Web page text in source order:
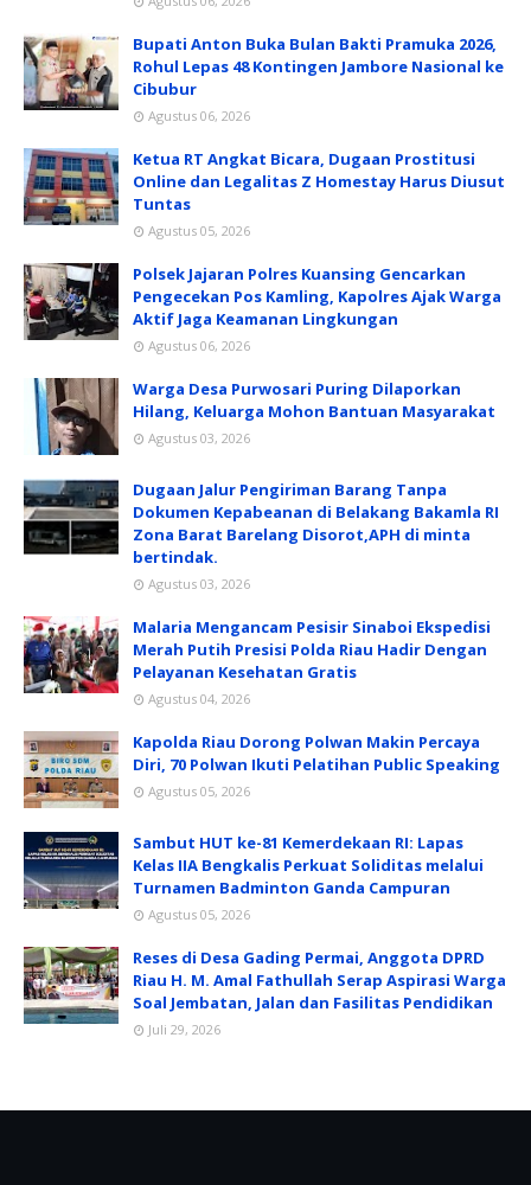
Bupati Anton Buka Bulan Bakti Pramuka 2026,
Rohul Lepas 48 Kontingen Jambore Nasional ke
Cibubur
Agustus 06, 2026
Ketua RT Angkat Bicara, Dugaan Prostitusi
Online dan Legalitas Z Homestay Harus Diusut
Tuntas
Agustus 05, 2026
Polsek Jajaran Polres Kuansing Gencarkan
Pengecekan Pos Kamling, Kapolres Ajak Warga
Aktif Jaga Keamanan Lingkungan
Agustus 06, 2026
Warga Desa Purwosari Puring Dilaporkan
Hilang, Keluarga Mohon Bantuan Masyarakat
Agustus 03, 2026
Dugaan Jalur Pengiriman Barang Tanpa
Dokumen Kepabeanan di Belakang Bakamla RI
Zona Barat Barelang Disorot,APH di minta
bertindak.
Agustus 03, 2026
Malaria Mengancam Pesisir Sinaboi Ekspedisi
Merah Putih Presisi Polda Riau Hadir Dengan
Pelayanan Kesehatan Gratis
Agustus 04, 2026
Kapolda Riau Dorong Polwan Makin Percaya
Diri, 70 Polwan Ikuti Pelatihan Public Speaking
Agustus 05, 2026
Sambut HUT ke-81 Kemerdekaan RI: Lapas
Kelas IIA Bengkalis Perkuat Soliditas melalui
Turnamen Badminton Ganda Campuran
Agustus 05, 2026
Reses di Desa Gading Permai, Anggota DPRD
Riau H. M. Amal Fathullah Serap Aspirasi Warga
Soal Jembatan, Jalan dan Fasilitas Pendidikan
Juli 29, 2026